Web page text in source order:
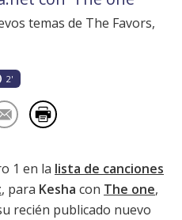
temas de The Favors,
2'
1 en la lista de canciones
, para Kesha con The one,
recién publicado nuevo